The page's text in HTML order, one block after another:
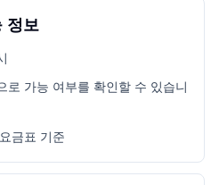
정보
로 가능 여부를 확인할 수 있습니
금표 기준